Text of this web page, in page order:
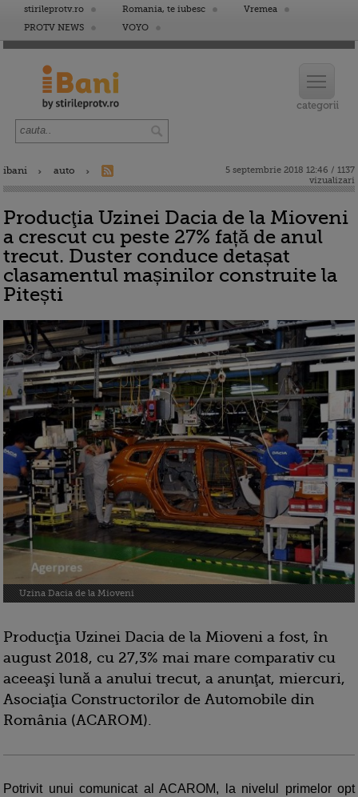
stirileprotv.ro Romania, te iubesc
Vremea
PROTV NEWS
VOYO
ibani auto
5 septembrie 2018 12:46 / 1137
vizualizari
Producţia Uzinei Dacia de la Mioveni
a crescut cu peste 27% față de anul
trecut. Duster conduce detașat
clasamentul mașinilor construite la
Pitești
Uzina Dacia de la Mioveni
Producţia Uzinei Dacia de la Mioveni a fost, în
august 2018, cu 27,3% mai mare comparativ cu
aceeaşi lună a anului trecut, a anunţat, miercuri,
Asociaţia Constructorilor de Automobile din
România (ACAROM).
Potrivit unui comunicat al ACAROM, la nivelul primelor opt